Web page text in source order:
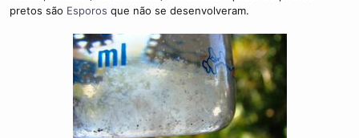
pretos são Esporos que não se desenvolveram.